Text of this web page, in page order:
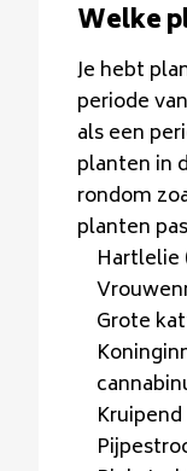
Welke
Je hebt
periode
als een
planten in
rondom
planten
Hartlelie
Grote